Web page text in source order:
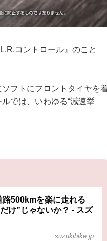
コントロール』のこと
フトにフロントタイヤを
では、いわゆる“減速挙
500kmを楽に走れる
け”じゃないか？ - スズ
suzukibike.jp